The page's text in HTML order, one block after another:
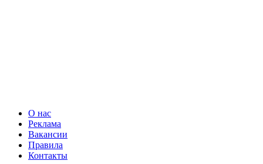
О нас
Реклама
Вакансии
Правила
Контакты